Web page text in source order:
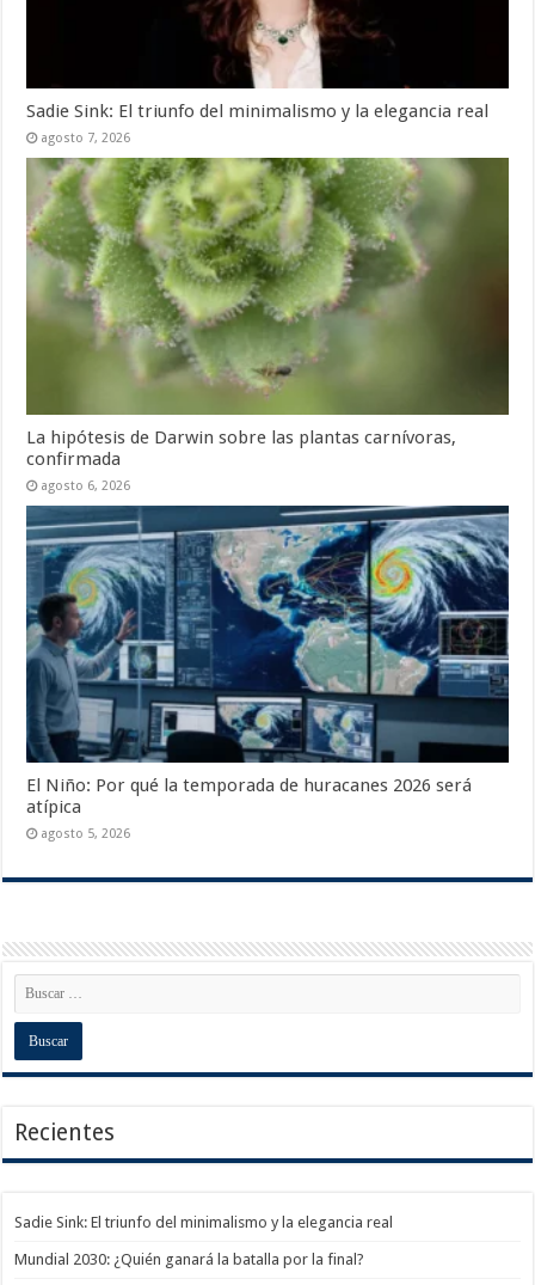
Sadie Sink: El triunfo del minimalismo y la elegancia real
agosto 7, 2026
La hipótesis de Darwin sobre las plantas carnívoras,
confirmada
agosto 6, 2026
El Niño: Por qué la temporada de huracanes 2026 será
atípica
agosto 5, 2026
Recientes
Sadie Sink: El triunfo del minimalismo y la elegancia real
Mundial 2030: ¿Quién ganará la batalla por la final?